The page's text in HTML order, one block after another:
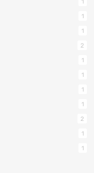
1
1
1
2
1
1
1
1
2
1
1